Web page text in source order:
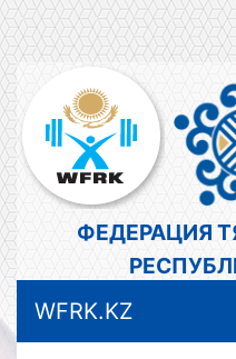
ФЕДЕРАЦИЯ
WFRK.KZ